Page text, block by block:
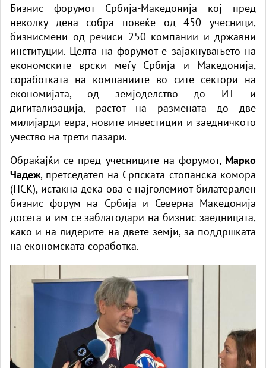
Бизнис форумот Србија-Македонија кој пред
неколку дена собра повеќе од 450 учесници,
бизнисмени од речиси 250 компании и државни
институции. Целта на форумот е зајакнувањето на
економските врски меѓу Србија и Македонија,
соработката на компаниите во сите сектори на
економијата, од земјоделство до ИТ и
дигитализација, растот на размената до две
милијарди евра, новите инвестиции и заедничкото
учество на трети пазари.
Обраќајќи се пред учесниците на форумот, Марко
Чадеж, претседател на Српската стопанска комора
(ПСК), истакна дека ова е најголемиот билатерален
бизнис форум на Србија и Северна Македонија
досега и им се заблагодари на бизнис заедницата,
како и на лидерите на двете земји, за поддршката
на економската соработка.